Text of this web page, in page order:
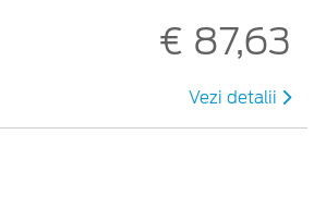
€ 87,63
Vezi detalii